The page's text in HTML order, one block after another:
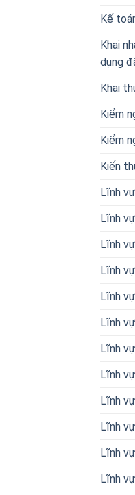
Kế
Khai
dụng
Khai
Kiểm
Kiểm
Kiến
Lĩnh
Lĩnh
Lĩnh
Lĩnh
Lĩnh
Lĩnh
Lĩnh
Lĩnh
Lĩnh
Lĩnh
Lĩnh
Lĩnh